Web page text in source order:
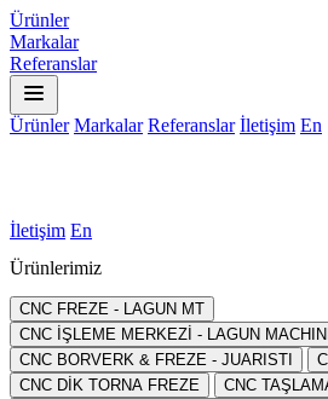
Ürünler
Markalar
Referanslar
Ürünler Markalar Referanslar İletişim En
İletişim En
Ürünlerimiz
CNC FREZE - LAGUN MT
CNC İŞLEME MERKEZİ - LAGUN
CNC BORVERK & FREZE - JUARISTI
CNC DİK TORNA FREZE
CNC